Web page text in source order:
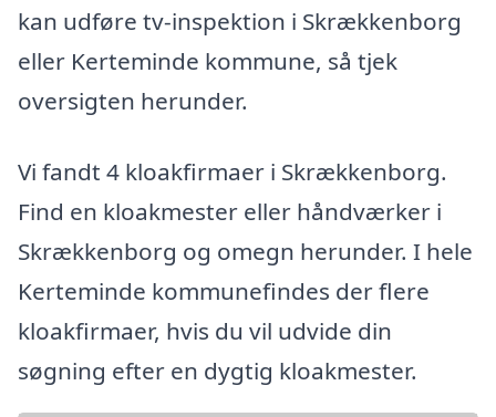
kan udføre tv-inspektion i Skrækkenborg
eller Kerteminde kommune, så tjek
oversigten herunder.
Vi fandt 4 kloakfirmaer i Skrækkenborg.
Find en kloakmester eller håndværker i
Skrækkenborg og omegn herunder. I hele
Kerteminde kommunefindes der flere
kloakfirmaer, hvis du vil udvide din
søgning efter en dygtig kloakmester.